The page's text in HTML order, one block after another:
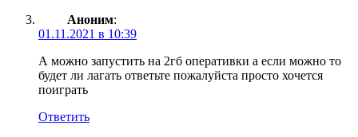
Аноним:
01.11.2021 в 10:39
А можно запустить на 2гб оперативки а если можно то
будет ли лагать ответьте пожалуйста просто хочется
поиграть
Ответить